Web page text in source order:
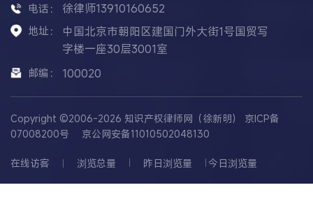
电话： 徐律师13910160652
地址：
中国北京市朝阳区建国门外大街1号国贸写
字楼一座30层3001室
邮编： 100020
Copyright ©2006-2026 知识产权律师网（徐新明） 京ICP备
07008200号
京公网安备11010502048130
在线访客 浏览总量 昨日浏览量 今日浏览量